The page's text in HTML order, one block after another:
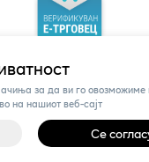
за да ви го овозможиме
на нашиот веб-сајт
Се